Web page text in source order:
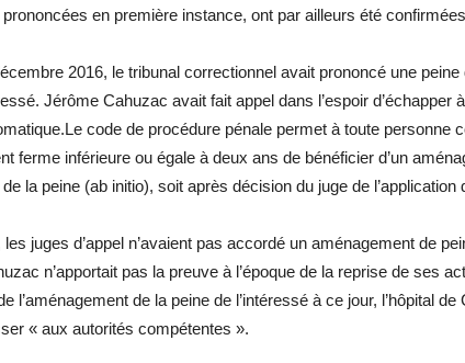
en première instance, ont par ailleurs été
2016, le tribunal correctionnel avait prononcé une peine
Jérôme Cahuzac avait fait appel dans l’espoir d’échapper
code de procédure pénale permet à toute personne
ferme inférieure ou égale à deux ans de bénéficier d’un
la peine (ab initio), soit après décision du juge de l’application
juges d’appel n’avaient pas accordé un aménagement de
n’apportait pas la preuve à l’époque de la reprise de ses
l’aménagement de la peine de l’intéressé à ce jour, l’hôpital de
« aux autorités compétentes ».